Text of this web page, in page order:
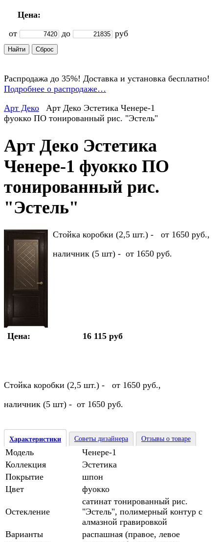
Цена:
от
до руб
Распродажа до 35%! Доставка и установка бесплатно!
Подробнее о распродаже…
Арт Деко
Арт Деко Эстетика Ченере-1
фуокко ПО тонированный рис. "Эстель"
Арт Деко Эстетика
Ченере-1 фуокко ПО
тонированный рис.
"Эстель"
Стойка коробки (2,5 шт.) - от 1650 руб.,
наличник (5 шт) - от 1650 руб.
Цена: 16 115 руб
Стойка коробки (2,5 шт.) - от 1650 руб.,
наличник (5 шт) - от 1650 руб.
Характеристики Советы дизайнера Отзывы о товаре
Модель
Ченере-1
Коллекция
Эстетика
Покрытие
шпон
Цвет
фуокко
Остекление
сатинат тонированный рис.
"Эстель", полимерный контур с
алмазной гравировкой
Варианты
распашная (правое, левое